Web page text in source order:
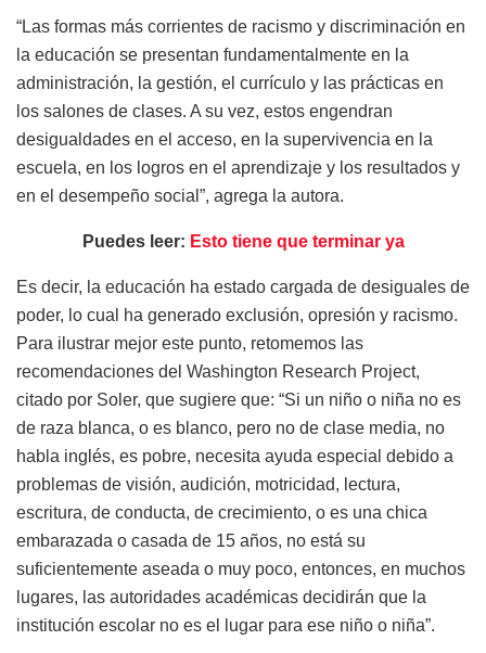
“Las formas más corrientes de racismo y discriminación en
la educación se presentan fundamentalmente en la
administración, la gestión, el currículo y las prácticas en
los salones de clases. A su vez, estos engendran
desigualdades en el acceso, en la supervivencia en la
escuela, en los logros en el aprendizaje y los resultados y
en el desempeño social”, agrega la autora.
Puedes leer: Esto tiene que terminar ya
Es decir, la educación ha estado cargada de desiguales de
poder, lo cual ha generado exclusión, opresión y racismo.
Para ilustrar mejor este punto, retomemos las
recomendaciones del Washington Research Project,
citado por Soler, que sugiere que: “Si un niño o niña no es
de raza blanca, o es blanco, pero no de clase media, no
habla inglés, es pobre, necesita ayuda especial debido a
problemas de visión, audición, motricidad, lectura,
escritura, de conducta, de crecimiento, o es una chica
embarazada o casada de 15 años, no está su
suficientemente aseada o muy poco, entonces, en muchos
lugares, las autoridades académicas decidirán que la
institución escolar no es el lugar para ese niño o niña”.